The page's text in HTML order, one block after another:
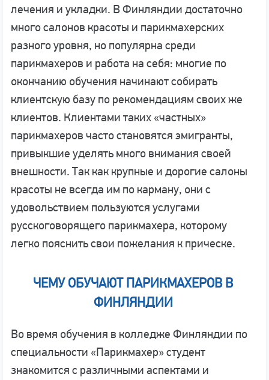
лечения и укладки. В Финляндии достаточно
много салонов красоты и парикмахерских
разного уровня, но популярна среди
парикмахеров и работа на себя: многие по
окончанию обучения начинают собирать
клиентскую базу по рекомендациям своих же
клиентов. Клиентами таких «частных»
парикмахеров часто становятся эмигранты,
привыкшие уделять много внимания своей
внешности. Так как крупные и дорогие салоны
красоты не всегда им по карману, они с
удовольствием пользуются услугами
русскоговорящего парикмахера, которому
легко пояснить свои пожелания к прическе.
ЧЕМУ ОБУЧАЮТ ПАРИКМАХЕРОВ В
ФИНЛЯНДИИ
Во время обучения в колледже Финляндии по
специальности «Парикмахер» студент
знакомится с различными аспектами и